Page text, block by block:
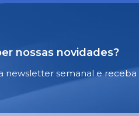
nossas novidades?
newsletter semanal e